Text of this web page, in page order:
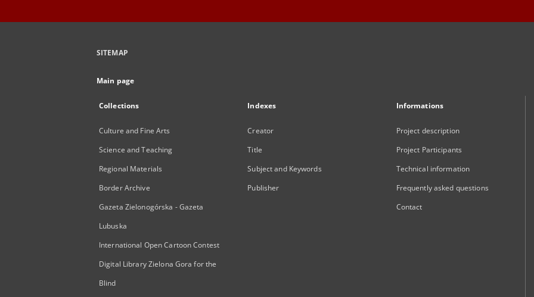
SITEMAP
Main page
Collections
Culture and Fine Arts
Science and Teaching
Regional Materials
Border Archive
Gazeta Zielonogórska - Gazeta
Lubuska
International Open Cartoon Contest
Digital Library Zielona Gora for the
Blind
Indexes
Creator
Title
Subject and Keywords
Publisher
Informations
Project description
Project Participants
Technical information
Frequently asked questions
Contact